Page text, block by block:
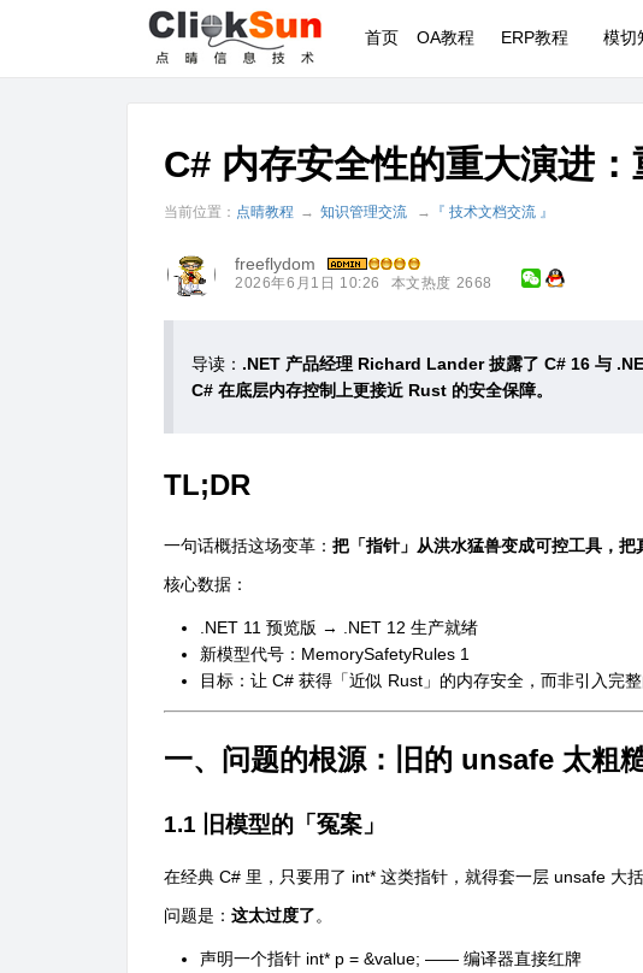
首页 OA教程 ERP教程 模切
C# 内存安全性的重大演进
当前位置： 点晴教程 → 知识管理交流 → 『 技术文档交流 』
freeflydom
2026年6月1日 10:26 本文热度 2668
导读： .NET 产品经理 Richard Lander 披露了 C# 16 与
C# 在底层内存控制上更接近 Rust 的安全保障。
TL;DR
一句话概括这场变革： 把「指针」从洪水猛兽变成可控工具，把
核心数据：
.NET 11 预览版 → .NET 12 生产就绪
新模型代号：MemorySafetyRules 1
目标：让 C# 获得「近似 Rust」的内存安全，而非引入完
一、问题的根源：旧的 unsafe 太粗
1.1 旧模型的「冤案」
在经典 C# 里，只要用了 int* 这类指针，就得套一层 unsafe 大
问题是： 这太过度了。
声明一个指针 int* p = &value; —— 编译器直接红牌